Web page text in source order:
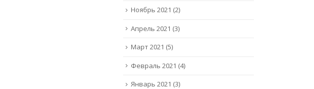
Ноябрь 2021 (2)
Апрель 2021 (3)
Март 2021 (5)
Февраль 2021 (4)
Январь 2021 (3)